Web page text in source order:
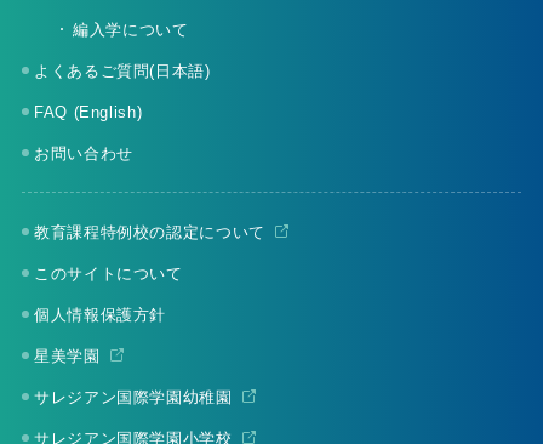
編入学について
よくあるご質問(日本語)
FAQ (English)
お問い合わせ
教育課程特例校の認定について
このサイトについて
個人情報保護方針
星美学園
サレジアン国際学園幼稚園
サレジアン国際学園小学校